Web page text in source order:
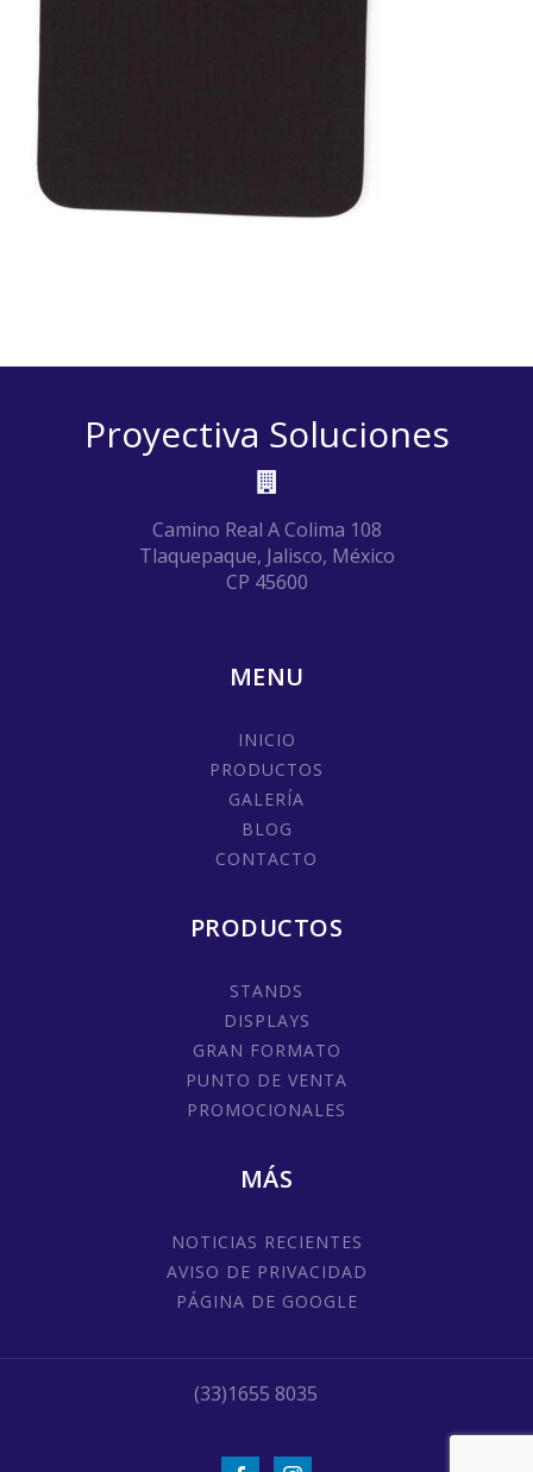
Proyectiva Soluciones
Camino Real A Colima 108
Tlaquepaque, Jalisco, México
CP 45600
MENU
INICIO
PRODUCTOS
GALERÍA
BLOG
CONTACTO
PRODUCTOS
STANDS
DISPLAYS
GRAN FORMATO
PUNTO DE VENTA
PROMOCIONALES
MÁS
NOTICIAS RECIENTES
AVISO DE PRIVACIDAD
PÁGINA DE GOOGLE
(33)1655 8035